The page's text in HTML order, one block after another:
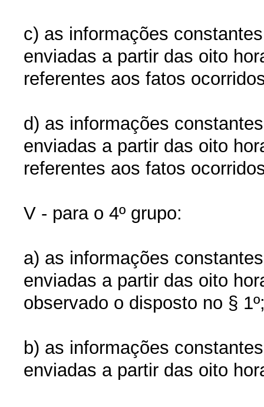
c) as informações
enviadas a partir das oito
referentes aos fatos
d) as informações
enviadas a partir das oito
referentes aos fatos
V - para o 4º grupo:
a) as informações
enviadas a partir das oito
observado o disposto no §
b) as informações
enviadas a partir das oito